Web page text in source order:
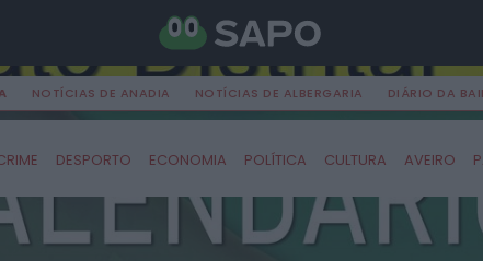
NOTÍCIAS DE ANADIA NOTÍCIAS DE ALBERGARIA DIÁRIO DA
DESPORTO ECONOMIA POLÍTICA CULTURA AVEIRO